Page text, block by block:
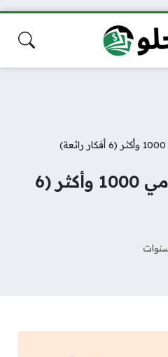
مشروع دخله اليومي 1000 وأكثر (6